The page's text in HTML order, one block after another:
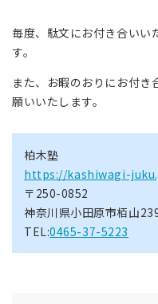
毎度、駄文にお付き合いい
す。
また、お暇のおりにお付き
願いいたします。
柏木塾
https://kashiwagi-
〒250-0852
神奈川県小田原市栢山
TEL:0465-37-5223